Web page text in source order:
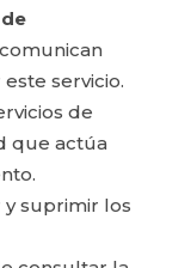
servicio.
de
que actúa
suprimir los